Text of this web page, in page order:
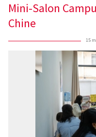
Mini-Salon
Chine
15